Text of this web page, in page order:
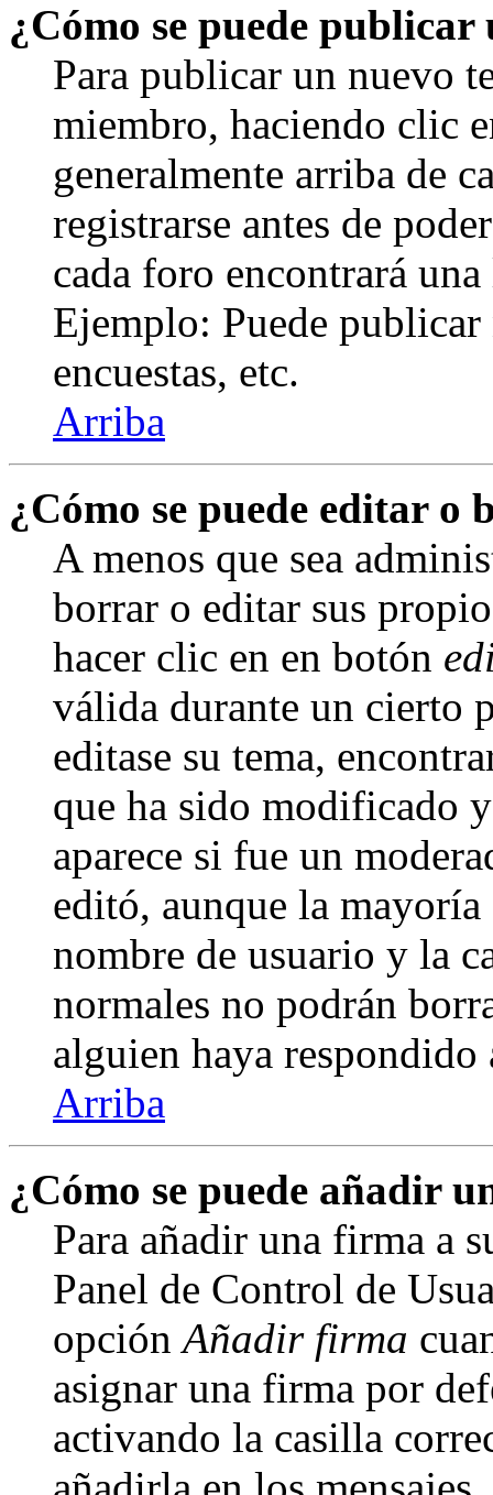
¿Cómo se puede
Para publicar un nuevo
miembro, haciendo clic
generalmente arriba de
registrarse antes de
cada foro encontrará
Ejemplo: Puede publicar
encuestas, etc.
Arriba
¿Cómo se puede editar o
A menos que sea
borrar o editar sus
hacer clic en en botón
válida durante un cierto
editase su tema,
que ha sido modificado
aparece si fue un
editó, aunque la
nombre de usuario y la
normales no podrán
alguien haya respondido
Arriba
¿Cómo se puede añadir
Para añadir una firma a
Panel de Control de
opciónAñadir firma
asignar una firma por
activando la casilla